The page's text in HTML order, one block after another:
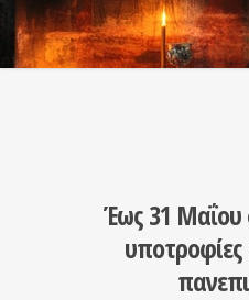
Έως 31 Μαΐου